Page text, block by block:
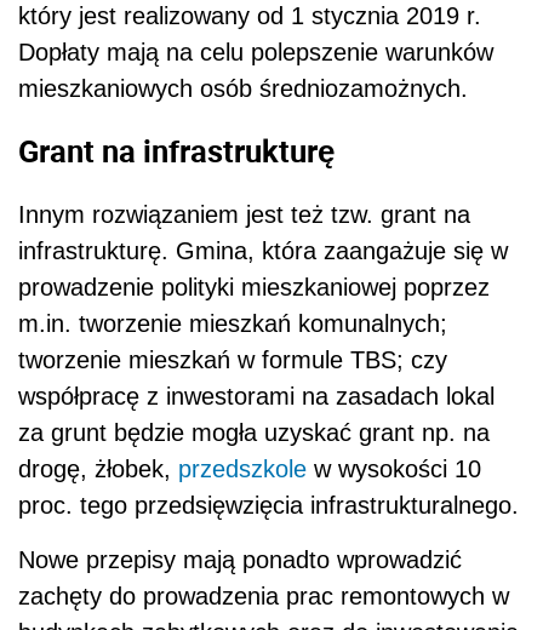
który jest realizowany od 1 stycznia 2019 r.
Dopłaty mają na celu polepszenie warunków
mieszkaniowych osób średniozamożnych.
Grant na infrastrukturę
Innym rozwiązaniem jest też tzw. grant na
infrastrukturę. Gmina, która zaangażuje się w
prowadzenie polityki mieszkaniowej poprzez
m.in. tworzenie mieszkań komunalnych;
tworzenie mieszkań w formule TBS; czy
współpracę z inwestorami na zasadach lokal
za grunt będzie mogła uzyskać grant np. na
drogę, żłobek, przedszkole w wysokości 10
proc. tego przedsięwzięcia infrastrukturalnego.
Nowe przepisy mają ponadto wprowadzić
zachęty do prowadzenia prac remontowych w